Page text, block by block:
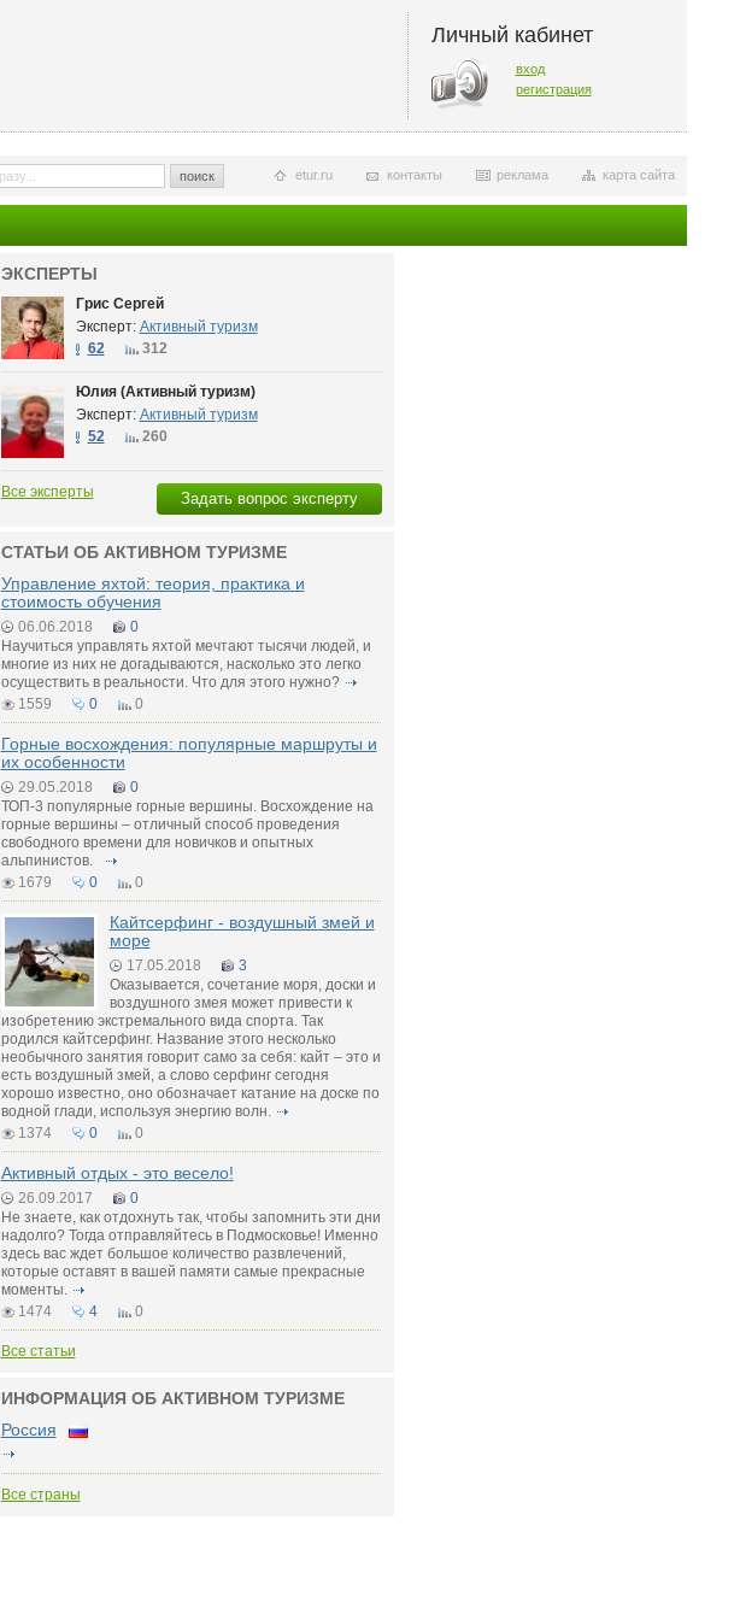
Личный кабинет
вход
регистрация
поиск карта сайта
реклама
контакты
etur.ru
ЭКСПЕРТЫ
Грис Сергей
Эксперт: Активный туризм
62
312
Юлия (Активный туризм)
Эксперт: Активный туризм
52
260
Задать вопрос эксперту
Все эксперты
СТАТЬИ ОБ АКТИВНОМ ТУРИЗМЕ
Управление яхтой: теория, практика и
стоимость обучения
06.06.2018
0
Научиться управлять яхтой мечтают тысячи людей, и
многие из них не догадываются, насколько это легко
осуществить в реальности. Что для этого нужно?
1559
0 0
Горные восхождения: популярные маршруты и
их особенности
29.05.2018
0
ТОП-3 популярные горные вершины. Восхождение на
горные вершины – отличный способ проведения
свободного времени для новичков и опытных
альпинистов.
1679
0 0
Кайтсерфинг - воздушный змей и
море
17.05.2018
3
Оказывается, сочетание моря, доски и
воздушного змея может привести к
изобретению экстремального вида спорта. Так
родился кайтсерфинг. Название этого несколько
необычного занятия говорит само за себя: кайт – это и
есть воздушный змей, а слово серфинг сегодня
хорошо известно, оно обозначает катание на доске по
водной глади, используя энергию волн.
1374
0 0
Активный отдых - это весело!
26.09.2017
0
Не знаете, как отдохнуть так, чтобы запомнить эти дни
надолго? Тогда отправляйтесь в Подмосковье! Именно
здесь вас ждет большое количество развлечений,
которые оставят в вашей памяти самые прекрасные
моменты.
1474
4 0
Все статьи
ИНФОРМАЦИЯ ОБ АКТИВНОМ ТУРИЗМЕ
Россия
Все страны